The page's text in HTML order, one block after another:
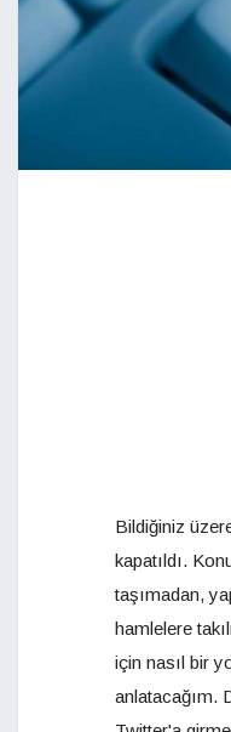
Bildiğiniz
kapatıldı.
taşımadan,
hamlelere
için nasıl bir
anlatacağım.